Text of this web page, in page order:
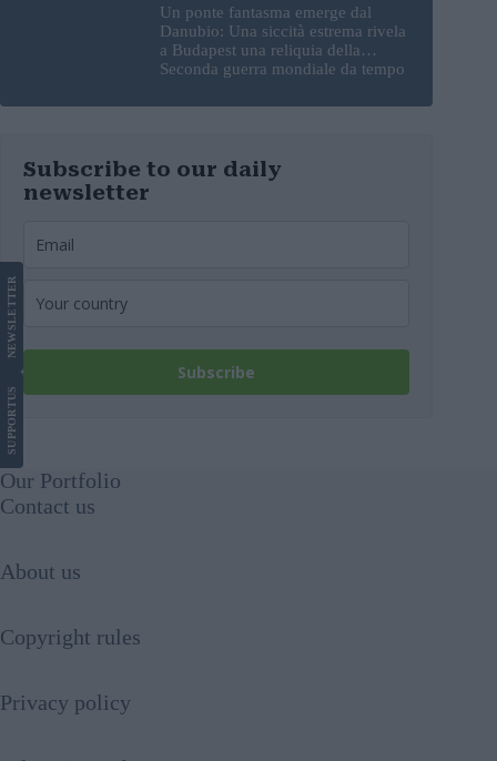
Un ponte fantasma emerge dal
Danubio: Una siccità estrema rivela
a Budapest una reliquia della
Seconda guerra mondiale da tempo
Subscribe to our daily
newsletter
Subscribe
SUPPORT
US
NEWS
LETTER
Our Portfolio
Contact us
About us
Copyright rules
Privacy policy